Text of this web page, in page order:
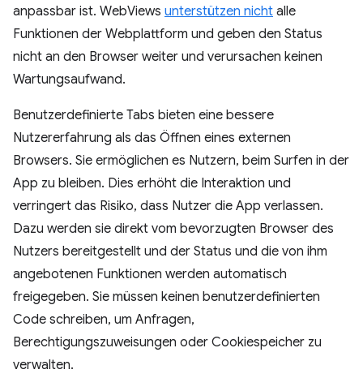
anpassbar ist. WebViews unterstützen nicht alle
Funktionen der Webplattform und geben den Status
nicht an den Browser weiter und verursachen keinen
Wartungsaufwand.
Benutzerdefinierte Tabs bieten eine bessere
Nutzererfahrung als das Öffnen eines externen
Browsers. Sie ermöglichen es Nutzern, beim Surfen in der
App zu bleiben. Dies erhöht die Interaktion und
verringert das Risiko, dass Nutzer die App verlassen.
Dazu werden sie direkt vom bevorzugten Browser des
Nutzers bereitgestellt und der Status und die von ihm
angebotenen Funktionen werden automatisch
freigegeben. Sie müssen keinen benutzerdefinierten
Code schreiben, um Anfragen,
Berechtigungszuweisungen oder Cookiespeicher zu
verwalten.